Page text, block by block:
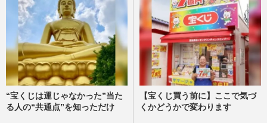
“宝くじは運じゃなかった”当た
る人の“共通点”を知っただけ
【宝くじ買う前に】ここで気づ
くかどうかで変わります